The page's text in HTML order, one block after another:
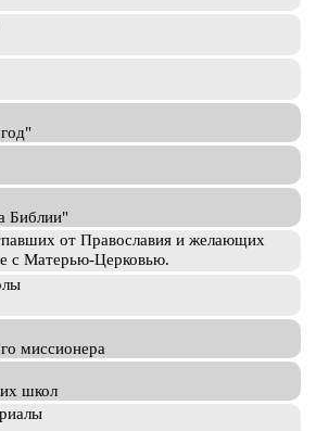
Библии"
от Православия и желающих
с Матерью-Церковью.
миссионера
школ